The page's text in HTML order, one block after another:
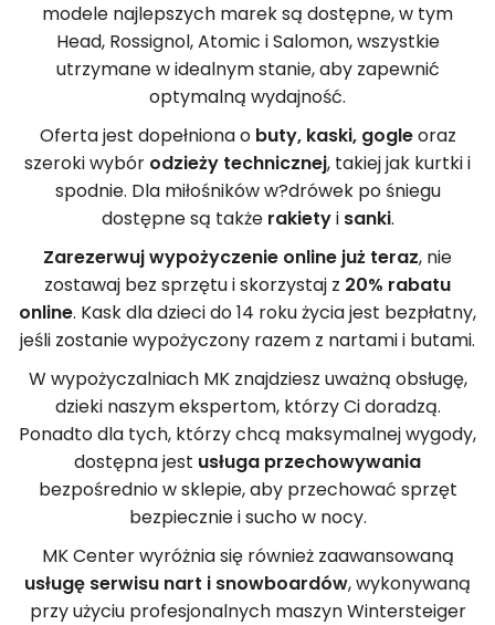
modele najlepszych marek są dostępne, w tym
Head, Rossignol, Atomic i Salomon, wszystkie
utrzymane w idealnym stanie, aby zapewnić
optymalną wydajność.
Oferta jest dopełniona o buty, kaski, gogleoraz
szeroki wybór odzieży technicznej, takiej jak kurtki i
spodnie. Dla miłośników w?drówek po śniegu
dostępne są także rakietyi sanki.
Zarezerwuj wypożyczenie online już teraz, nie
zostawaj bez sprzętu i skorzystaj z 20% rabatu
online. Kask dla dzieci do 14 roku życia jest bezpłatny,
jeśli zostanie wypożyczony razem z nartami i butami.
W wypożyczalniach MK znajdziesz uważną obsługę,
dzieki naszym ekspertom, którzy Ci doradzą.
Ponadto dla tych, którzy chcą maksymalnej wygody,
dostępna jest usługa przechowywania
bezpośrednio w sklepie, aby przechować sprzęt
bezpiecznie i sucho w nocy.
MK Center wyróżnia się również zaawansowaną
usługę serwisu nart i snowboardów, wykonywaną
przy użyciu profesjonalnych maszyn Wintersteiger